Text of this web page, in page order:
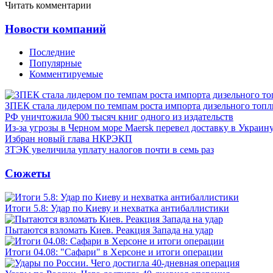
Читать комментарии
Новости компаний
Последние
Популярные
Комментируемые
ЗПЕК стала лидером по темпам роста импорта дизельного
РФ уничтожила 900 тысяч книг одного из издательств
Из-за угрозы в Черном море Maersk перевел доставку в
Избран новый глава НКРЭКП
ЗТЭК увеличила уплату налогов почти в семь раз
Сюжеты
Итоги 5.8: Удар по Киеву и нехватка антибаллистики
Пытаются взломать Киев. Реакция Запада на удар
Итоги 04.08: "Сафари" в Херсоне и итоги операции